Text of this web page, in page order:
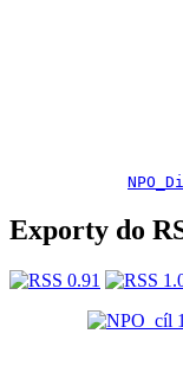
Exporty do